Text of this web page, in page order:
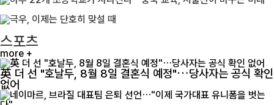
스포츠
more +
英 더 선 "호날두, 8월 8일 결혼식 예정"…당사자는 공식 확인
없어